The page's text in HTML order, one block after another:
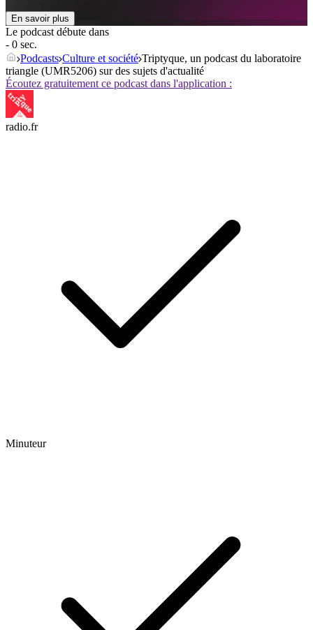
En savoir plus
Le podcast débute dans
- 0 sec.
Podcasts Culture et société Triptyque, un podcast du laboratoire
triangle (UMR5206) sur des sujets d'actualité
Écoutez gratuitement ce podcast dans l'application :
radio.fr
Minuteur